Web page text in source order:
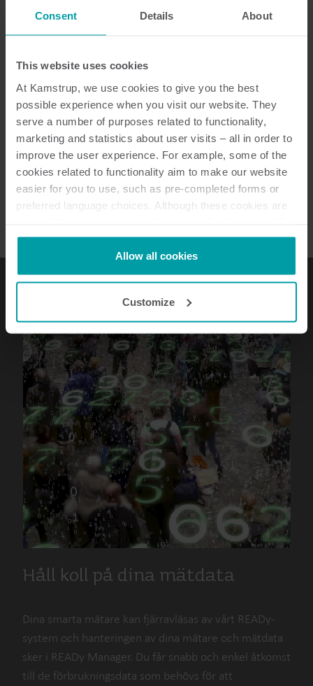
Consent Details About
This website uses cookies
At Kamstrup, we use cookies to give you the best
possible experience when you visit our website. They
serve a number of purposes related to functionality,
marketing and statistics about user visits – all in order to
improve the user experience. For example, some of the
cookies related to functionality aim to make our website
easier for you to use, such as pre-completed forms or
preferred language choices. Although these cookies are
not be available without them.
Kamstrup makes use of third-party cookies. A third-party
cookie is installed by someone other than us, such as
analysis programmes.
You can at any time change or withdraw your consent
from the Cookie Declaration here
Allow all cookies
Customize
Håll koll på dina mätdata
Dina smarta mätare kan fjärravläsas av vårt READy-
system och hanteringen av dina mätare och mätdata
sker i READy Manager. Du får snabb och enkel åtkomst
till de förbrukningsdata som behövs för att